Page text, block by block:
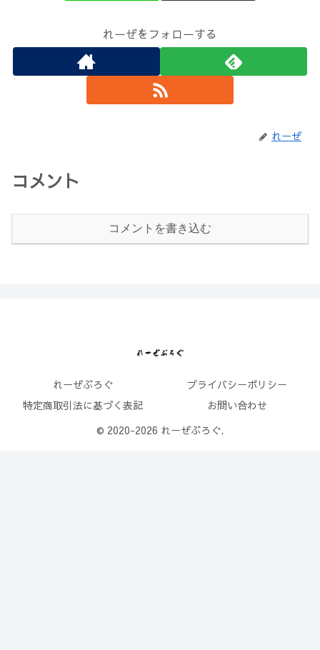
れーぜをフォローする
れーぜ
コメント
コメントを書き込む
れーぜぶろぐ
プライバシーポリシー
特定商取引法に基づく表記
お問い合わせ
© 2020-2026 れーぜぶろぐ.